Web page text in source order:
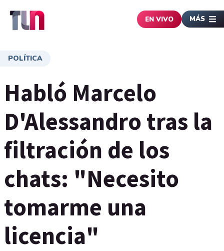
EN VIVO MÁS
POLÍTICA
Habló Marcelo
D'Alessandro tras la
filtración de los
chats: "Necesito
tomarme una
licencia"